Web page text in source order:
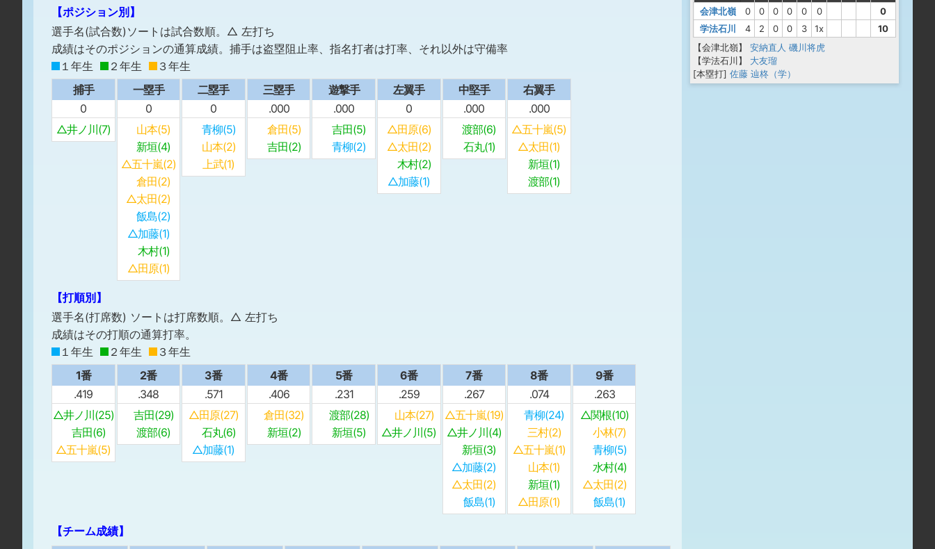
【ポジション別】
選手名(試合数)ソートは試合数順。△ 左打ち
成績はそのポジションの通算成績。捕手は盗塁阻止率、指名打者は打率、それ以外は守備率
１年生
２年生
３年生
捕手
0
△井ノ川(7)
一塁手
0
山本(5)
新垣(4)
△五十嵐(2)
倉田(2)
△太田(2)
飯島(2)
△加藤(1)
木村(1)
△田原(1)
二塁手
0
青柳(5)
山本(2)
上武(1)
三塁手
.000
倉田(5)
吉田(2)
遊撃手
.000
吉田(5)
青柳(2)
左翼手
0
△田原(6)
△太田(2)
木村(2)
△加藤(1)
中堅手
.000
渡部(6)
石丸(1)
右翼手
.000
△五十嵐(5)
△太田(1)
新垣(1)
渡部(1)
【打順別】
選手名(打席数) ソートは打席数順。△ 左打ち
成績はその打順の通算打率。
１年生
２年生
３年生
1番
.419
△井ノ川(25)
吉田(6)
△五十嵐(5)
2番
.348
吉田(29)
渡部(6)
3番
.571
△田原(27)
石丸(6)
△加藤(1)
4番
.406
倉田(32)
新垣(2)
5番
.231
渡部(28)
新垣(5)
6番
.259
山本(27)
△井ノ川(5)
7番
.267
△五十嵐(19)
△井ノ川(4)
新垣(3)
△加藤(2)
△太田(2)
飯島(1)
8番
.074
青柳(24)
三村(2)
△五十嵐(1)
山本(1)
新垣(1)
△田原(1)
9番
.263
△関根(10)
小林(7)
青柳(5)
水村(4)
△太田(2)
飯島(1)
【チーム成績】
会津北嶺
0 0 0 0 0 0
0
学法石川
4 2 0 0 3 1x
10
【会津北嶺】
安納直人 磯川将虎
【学法石川】
大友瑠
[本塁打] 佐藤 辿柊（学）